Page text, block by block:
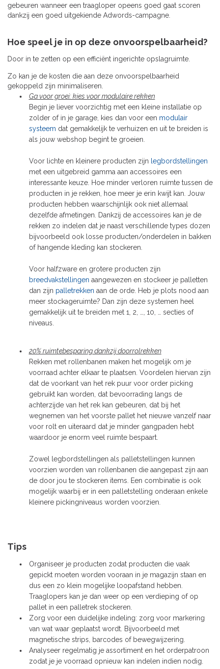
gebeuren wanneer een traagloper opeens goed gaat scoren
dankzij een goed uitgekiende Adwords-campagne.
Hoe speel je in op deze onvoorspelbaarheid?
Door in te zetten op een efficiënt ingerichte opslagruimte.
Zo kan je de kosten die aan deze onvoorspelbaarheid
gekoppeld zijn minimaliseren.
Ga voor groei: kies voor modulaire rekken
Begin je liever voorzichtig met een kleine installatie op
zolder of in je garage, kies dan voor een modulair
systeem dat gemakkelijk te verhuizen en uit te breiden is
als jouw webshop begint te groeien.
Voor lichte en kleinere producten zijn legbordstellingen
met een uitgebreid gamma aan accessoires een
interessante keuze. Hoe minder verloren ruimte tussen de
producten in je rekken, hoe meer je erin kwijt kan. Jouw
producten hebben waarschijnlijk ook niet allemaal
dezelfde afmetingen. Dankzij de accessoires kan je de
rekken zo indelen dat je naast verschillende types dozen
bijvoorbeeld ook losse producten/onderdelen in bakken
of hangende kleding kan stockeren.
Voor halfzware en grotere producten zijn
breedvakstellingen aangewezen en stockeer je palletten
dan zijn palletrekken aan de orde. Heb je plots nood aan
meer stockageruimte? Dan zijn deze systemen heel
gemakkelijk uit te breiden met 1, 2, …, 10, … secties of
niveaus.
20% ruimtebesparing dankzij doorrolrekken
Rekken met rollenbanen maken het mogelijk om je
voorraad achter elkaar te plaatsen. Voordelen hiervan zijn
dat de voorkant van het rek puur voor order picking
gebruikt kan worden, dat bevoorrading langs de
achterzijde van het rek kan gebeuren, dat bij het
wegnemen van het voorste pallet het nieuwe vanzelf naar
voor rolt en uiteraard dat je minder gangpaden hebt
waardoor je enorm veel ruimte bespaart.
Zowel legbordstellingen als palletstellingen kunnen
voorzien worden van rollenbanen die aangepast zijn aan
de door jou te stockeren items. Een combinatie is ook
mogelijk waarbij er in een palletstelling onderaan enkele
kleinere pickingniveaus worden voorzien.
Tips
Organiseer je producten zodat producten die vaak
gepickt moeten worden vooraan in je magazijn staan en
dus een zo klein mogelijke loopafstand hebben.
Traaglopers kan je dan weer op een verdieping of op
pallet in een palletrek stockeren.
Zorg voor een duidelijke indeling: zorg voor markering
van wat waar geplaatst wordt. Bijvoorbeeld met
magnetische strips, barcodes of bewegwijzering.
Analyseer regelmatig je assortiment en het orderpatroon
zodat je je voorraad opnieuw kan indelen indien nodig.